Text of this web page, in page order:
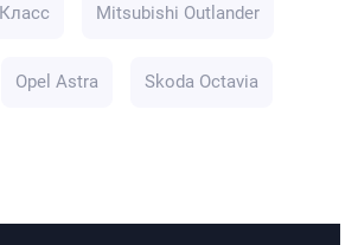
Mitsubishi Outlander
Opel Astra Skoda Octavia